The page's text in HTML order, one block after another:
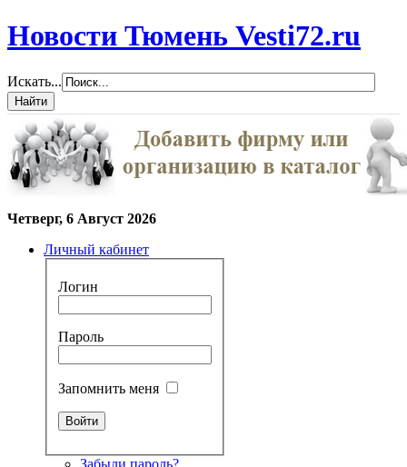
Новости Тюмень Vesti72.ru
Искать...
Четверг, 6 Август 2026
Личный кабинет
Логин
Пароль
Запомнить меня